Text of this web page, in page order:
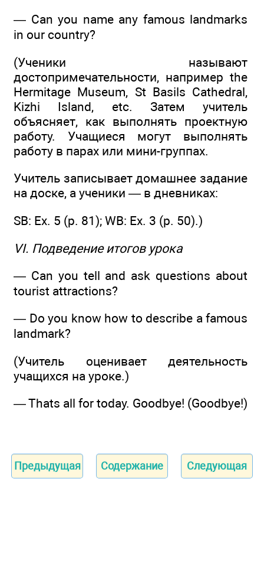
— Can you name any famous landmarks
in our country?
(Ученики называют
достопримечательности, например the
Hermitage Museum, St Basils Cathedral,
Kizhi Island, etc. Затем учитель
объясняет, как выполнять проектную
работу. Учащиеся могут выполнять
работу в парах или мини-группах.
Учитель записывает домашнее задание
на доске, а ученики — в дневниках:
SB: Ex. 5 (р. 81); WB: Ex. 3 (р. 50).)
VI. Подведение итогов урока
— Can you tell and ask questions about
tourist attractions?
— Do you know how to describe a famous
landmark?
(Учитель оценивает деятельность
учащихся на уроке.)
— Thats all for today. Goodbye! (Goodbye!)
Предыдущая Содержание Следующая